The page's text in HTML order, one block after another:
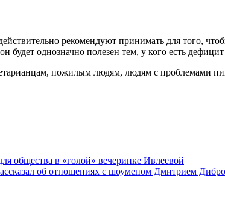
рекомендуют принимать для того,
будет однозначно полезен тем, у кого есть
пожилым людям, людям с проблемами
общества в «голой» вечеринке Ивлеевой
об отношениях с шоуменом Дмитрием